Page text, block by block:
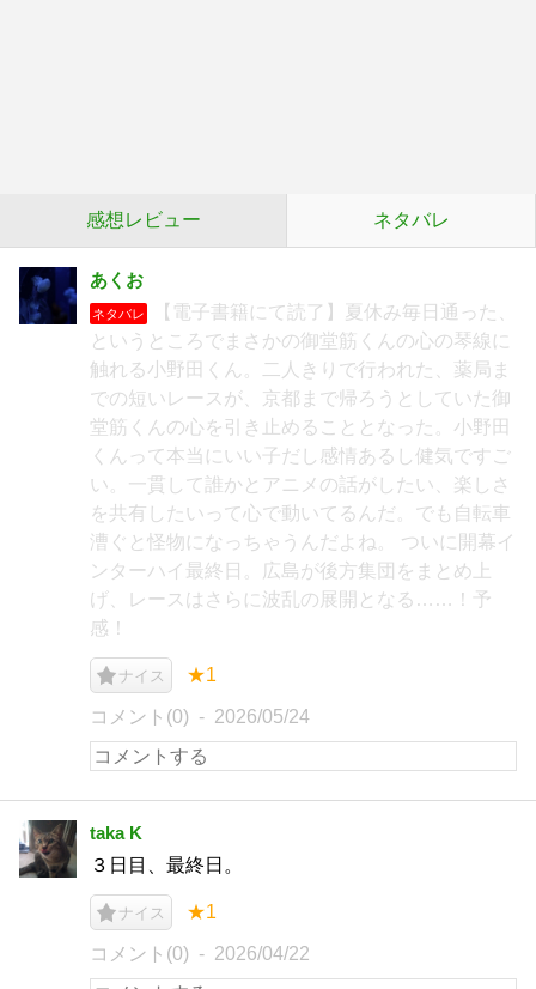
感想レビュー ネタバレ
あくお
ネタバレ
【電子書籍にて読了】夏休み毎日通った、
というところでまさかの御堂筋くんの心の琴線に
触れる小野田くん。二人きりで行われた、薬局ま
での短いレースが、京都まで帰ろうとしていた御
堂筋くんの心を引き止めることとなった。小野田
くんって本当にいい子だし感情あるし健気ですご
い。一貫して誰かとアニメの話がしたい、楽しさ
を共有したいって心で動いてるんだ。でも自転車
漕ぐと怪物になっちゃうんだよね。 ついに開幕イ
ンターハイ最終日。広島が後方集団をまとめ上
げ、レースはさらに波乱の展開となる……！予
感！
ナイス ★1
コメント(0) 2026/05/24
taka K
３日目、最終日。
ナイス ★1
コメント(0) 2026/04/22